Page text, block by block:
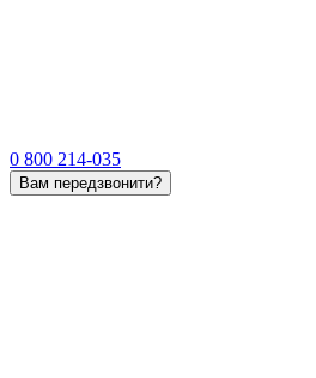
0 800 214-035
Вам передзвонити?